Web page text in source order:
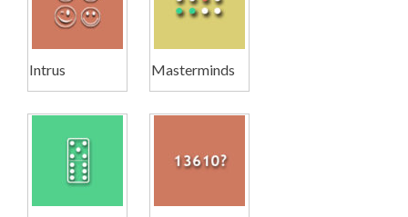
Intrus Masterminds